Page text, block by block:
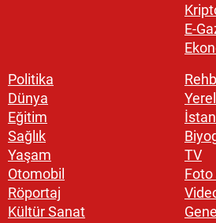
E-
Politika
Dünya
Eğitim
Sağlık
Yaşam
Otomobil
Röportaj
Kültür Sanat
TV
Foto